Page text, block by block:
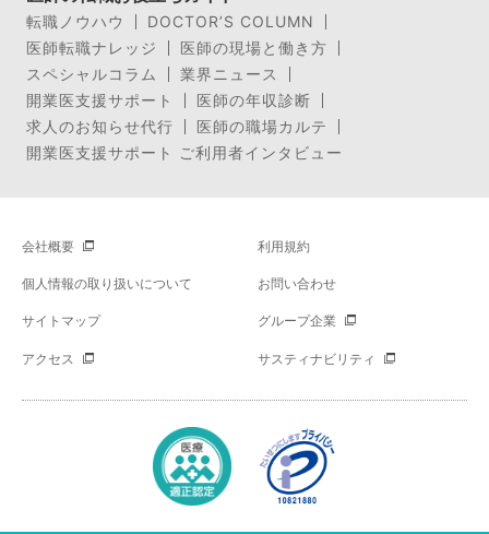
転職ノウハウ
DOCTOR’S COLUMN
医師転職ナレッジ
医師の現場と働き方
スペシャルコラム
業界ニュース
開業医支援サポート
医師の年収診断
求人のお知らせ代行
医師の職場カルテ
開業医支援サポート ご利用者インタビュー
会社概要 利用規約
個人情報の取り扱いについて お問い合わせ
サイトマップ グループ企業
アクセス サスティナビリティ